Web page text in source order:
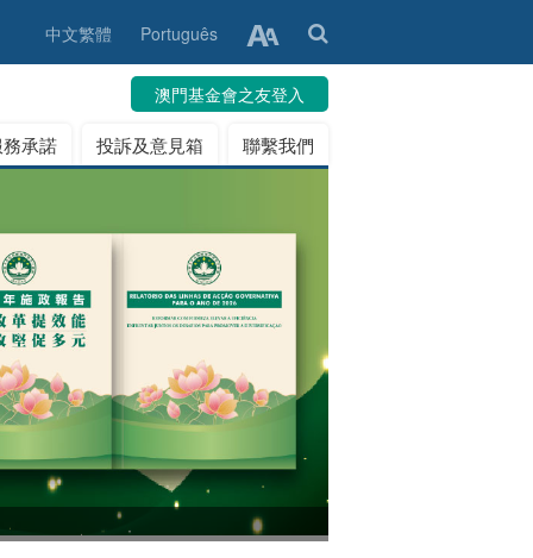
中文繁體 Português
澳門基金會之友登入
承諾 投訴及意見箱 聯繫我們